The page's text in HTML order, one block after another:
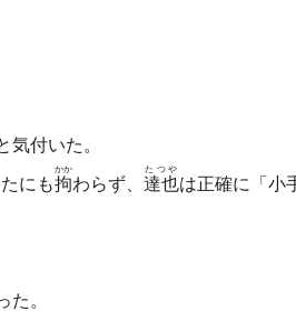
付いた。
にも拘
かか
わらず、 達也
たつや
は正確に「小
。